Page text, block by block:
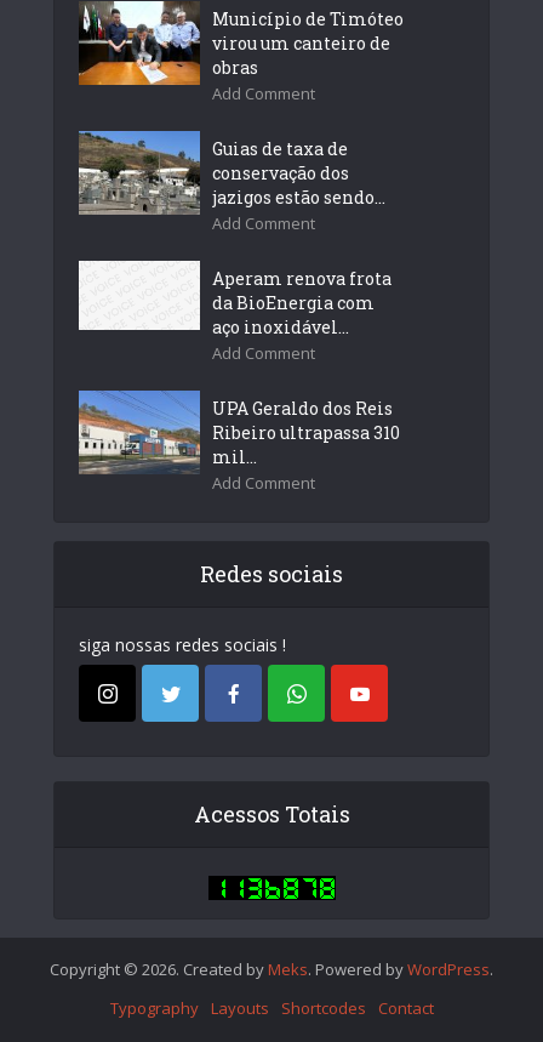
Município de Timóteo
virou um canteiro de
obras
Add Comment
Guias de taxa de
conservação dos
jazigos estão sendo...
Add Comment
Aperam renova frota
da BioEnergia com
aço inoxidável...
Add Comment
UPA Geraldo dos Reis
Ribeiro ultrapassa 310
mil...
Add Comment
Redes sociais
siga nossas redes sociais !
Acessos Totais
Copyright © 2026. Created by Meks. Powered byWordPress.
Typography
Layouts Shortcodes Contact